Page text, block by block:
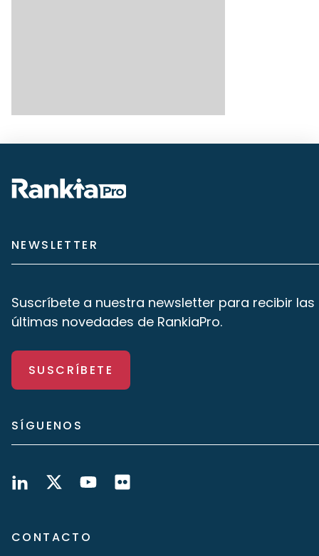
NEWSLETTER
Suscríbete a nuestra newsletter para recibir las
últimas novedades de RankiaPro.
SUSCRÍBETE
SÍGUENOS
CONTACTO